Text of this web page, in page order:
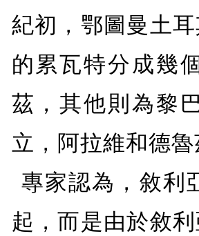
紀初，鄂圖曼土
的累瓦特分成幾
茲，其他則為黎
立，阿拉維和德
專家認為，敘利
起，而是由於敘